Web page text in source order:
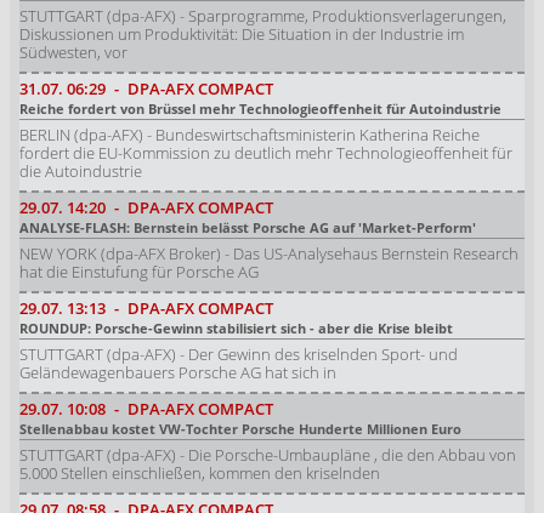
STUTTGART (dpa-AFX) - Sparprogramme, Produktionsverlagerungen,
Diskussionen um Produktivität: Die Situation in der Industrie im
Südwesten, vor
31.07. 06:29 - DPA-AFX COMPACT
Reiche fordert von Brüssel mehr Technologieoffenheit für Autoindustrie
BERLIN (dpa-AFX) - Bundeswirtschaftsministerin Katherina Reiche
fordert die EU-Kommission zu deutlich mehr Technologieoffenheit für
die Autoindustrie
29.07. 14:20 - DPA-AFX COMPACT
ANALYSE-FLASH: Bernstein belässt Porsche AG auf 'Market-Perform'
NEW YORK (dpa-AFX Broker) - Das US-Analysehaus Bernstein Research
hat die Einstufung für Porsche AG
29.07. 13:13 - DPA-AFX COMPACT
ROUNDUP: Porsche-Gewinn stabilisiert sich - aber die Krise bleibt
STUTTGART (dpa-AFX) - Der Gewinn des kriselnden Sport- und
Geländewagenbauers Porsche AG hat sich in
29.07. 10:08 - DPA-AFX COMPACT
Stellenabbau kostet VW-Tochter Porsche Hunderte Millionen Euro
STUTTGART (dpa-AFX) - Die Porsche-Umbaupläne , die den Abbau von
5.000 Stellen einschließen, kommen den kriselnden